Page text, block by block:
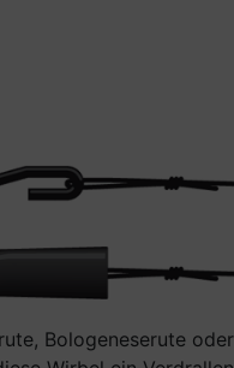
Bologeneserute